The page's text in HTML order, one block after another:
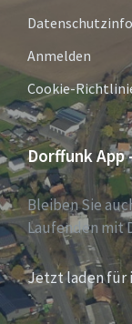
Anmelden
Cookie-
Dorffunk
Bleiben Sie
Laufenden mit
Jetzt laden für